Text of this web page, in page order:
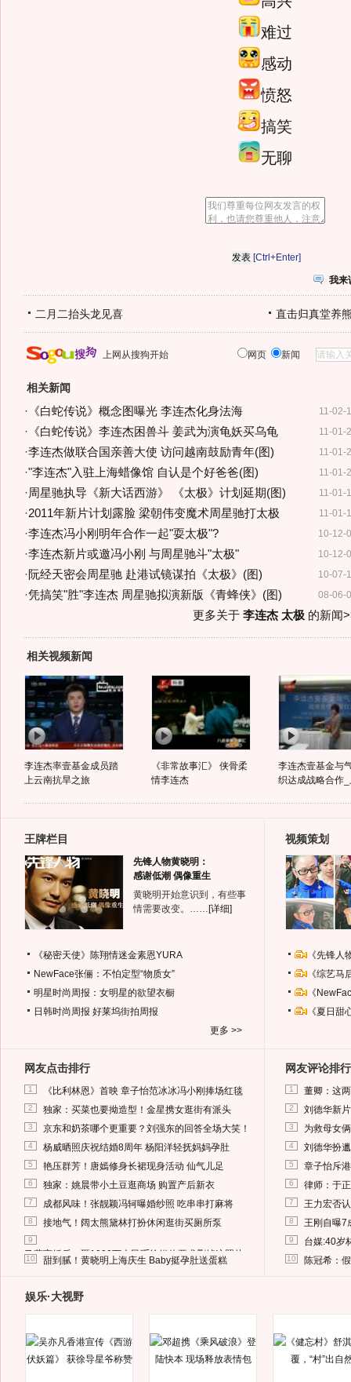
难过
感动
愤怒
搞笑
无聊
[Ctrl+Enter]
我来
二月二抬头龙见喜 直击归真堂养
上网从搜狗开始 网页 新闻
相关新闻
11-02-
· 《白蛇传说》概念图曝光 李连杰化身法海
11-01-
· 《白蛇传说》李连杰困兽斗 姜武为演龟妖买乌龟
11-01-
·李连杰做联合国亲善大使 访问越南鼓励青年(图)
11-01-
·"李连杰"入驻上海蜡像馆 自认是个好爸爸(图)
11-01-
·周星驰执导《新大话西游》 《太极》计划延期(图)
11-01-
·2011年新片计划露脸 梁朝伟变魔术周星驰打太极
10-12-
·李连杰冯小刚明年合作一起"耍太极"?
10-12-
·李连杰新片或邀冯小刚 与周星驰斗"太极"
10-07-
·阮经天密会周星驰 赴港试镜谋拍《太极》(图)
08-06-
·凭搞笑"胜"李连杰 周星驰拟演新版《青蜂侠》(图)
更多关于 李连杰 太极的新闻
相关视频新闻
李连杰率壹基金成员踏
上云南抗旱之旅
《非常故事汇》 侠骨柔
情李连杰
李连杰壹基金与
织达成战略合作_
王牌栏目
先锋人物黄晓明：
感谢低潮 偶像重生
黄晓明开始意识到，有些事
情需要改变。…… [详细]
《秘密天使》陈翔情迷金素恩YURA
NewFace张俪：不怕定型“物质女”
明星时尚周报：女明星的欲望衣橱
日韩时尚周报 好莱坞街拍周报
更多 >>
视频策划
《先锋
《综艺
《
《夏日
网友点击排行
1 《比利林恩》首映 章子怡范冰冰冯小刚捧场红毯
2 独家：买菜也要拗造型！金星携女逛街有派头
3 京东和奶茶哪个更重要？刘强东的回答全场大笑！
4 杨威晒照庆祝结婚8周年 杨阳洋轻抚妈妈孕肚
5 艳压群芳！唐嫣修身长裙现身活动 仙气儿足
6 独家：姚晨带小土豆逛商场 购置产后新衣
7 成都风味！张靓颖冯轲曝婚纱照 吃串串打麻将
8 接地气！阔太熊黛林打扮休闲逛街买厕所泵
9
马蓉离婚后，砸1000万人民币给媒体要求删掉这照片
10 甜到腻！黄晓明上海庆生 Baby挺孕肚送蛋糕
网友评论排行
1 董卿：这
2 刘德华新
3 为救母女
4 刘德华扮
5 章子怡斥
6 律师：于
7 王力宏否
8 王刚自曝7
9 台媒:40岁
10 陈冠希：
娱乐·大视野